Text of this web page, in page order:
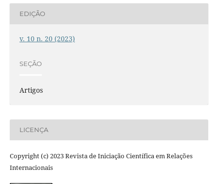
EDIÇÃO
v. 10 n. 20 (2023)
SEÇÃO
Artigos
LICENÇA
Copyright (c) 2023 Revista de Iniciação Científica em Relações
Internacionais